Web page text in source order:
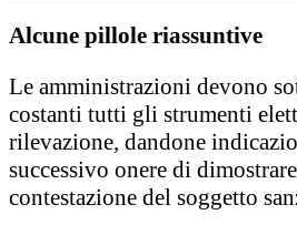
Alcune pillole riassuntive
Le amministrazioni devono
costanti tutti gli strumenti
rilevazione, dandone
successivo onere di
contestazione del soggetto